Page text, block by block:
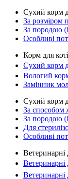
Сухий корм
За розміром
За породою
Особливі
Корм для
Сухий корм
Вологий
Замінник
Сухий корм
За способом
За породою
Для
Особливі
Ветеринарні
Ветеринарні
Ветеринарні